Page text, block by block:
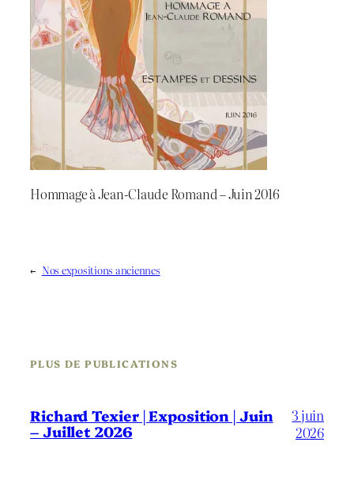
Hommage à Jean-Claude Romand – Juin 2016
← Nos expositions anciennes
PLUS DE PUBLICATIONS
Richard Texier | Exposition | Juin
– Juillet 2026
3 juin
2026